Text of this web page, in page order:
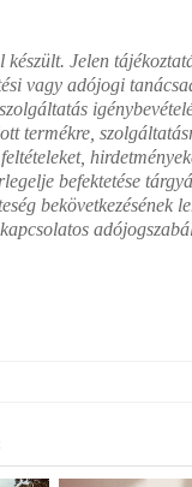
Jelen
vagy adójogi
termékre,
befektetése
bekövetkezésének